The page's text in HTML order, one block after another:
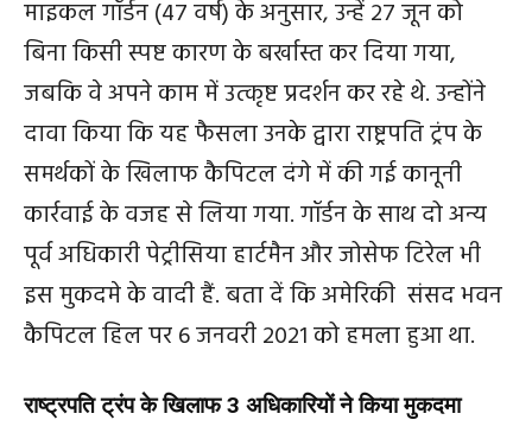
माइकल गॉर्डन (47 वर्ष) के अनुसार, उन्हें 27 जून को
बिना किसी स्पष्ट कारण के बर्खास्त कर दिया गया,
जबकि वे अपने काम में उत्कृष्ट प्रदर्शन कर रहे थे. उन्होंने
दावा किया कि यह फैसला उनके द्वारा राष्ट्रपति ट्रंप के
समर्थकों के खिलाफ कैपिटल दंगे में की गई कानूनी
कार्रवाई के वजह से लिया गया. गॉर्डन के साथ दो अन्य
पूर्व अधिकारी पेट्रीसिया हार्टमैन और जोसेफ टिरेल भी
इस मुकदमे के वादी हैं. बता दें कि अमेरिकी संसद भवन
कैपिटल हिल पर 6 जनवरी 2021 को हमला हुआ था.
राष्‍ट्रपति ट्रंप के खिलाफ3 अधिकारियों ने किया मुकदमा